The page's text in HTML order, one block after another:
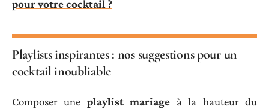
pour votre cocktail ?
Playlists inspirantes : nos suggestions pour un
cocktail inoubliable
Composer une playlist mariage à la hauteur du